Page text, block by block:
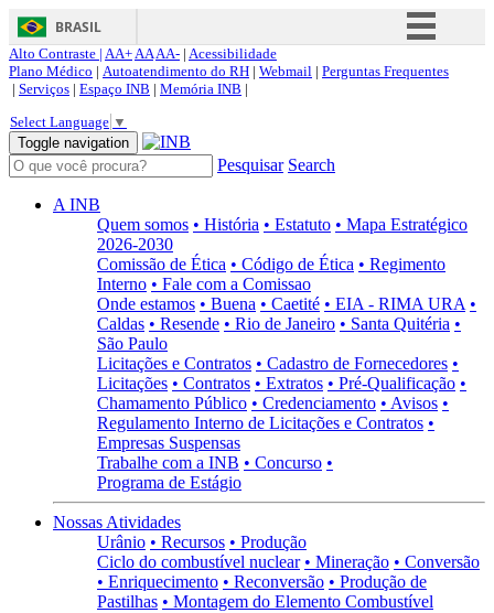
BRASIL
Simplifique!
Acesso à informação
Canais
Alto Contraste | AA+AAAA- | Acessibilidade
Plano Médico | Autoatendimento do RH | Webmail | Perguntas Frequentes
| Serviços | Espaço INB | Memória INB |
Select Language ▼
Toggle navigation
Pesquisar Search
A INB
Quem somos • História • Estatuto • Mapa Estratégico
2026-2030
Comissão de Ética • Código de Ética • Regimento
Interno • Fale com a Comissao
Onde estamos • Buena • Caetité • EIA - RIMA URA •
Caldas • Resende • Rio de Janeiro • Santa Quitéria •
São Paulo
Licitações e Contratos • Cadastro de Fornecedores •
Licitações • Contratos • Extratos • Pré-Qualificação •
Chamamento Público • Credenciamento • Avisos •
Regulamento Interno de Licitações e Contratos •
Empresas Suspensas
Trabalhe com a INB • Concurso •
Programa de Estágio
Nossas Atividades
Urânio • Recursos • Produção
Ciclo do combustível nuclear • Mineração • Conversão
• Enriquecimento • Reconversão • Produção de
Pastilhas • Montagem do Elemento Combustível